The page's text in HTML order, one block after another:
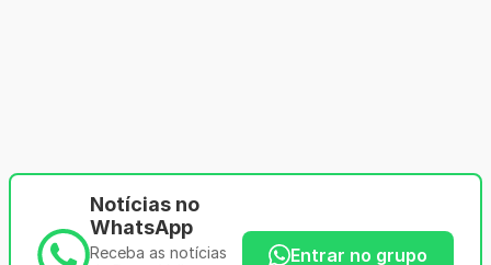
Notícias no
WhatsApp
Receba as notícias
Entrar no grupo